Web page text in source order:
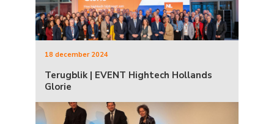
18 december 2024
Terugblik | EVENT Hightech Hollands
Glorie